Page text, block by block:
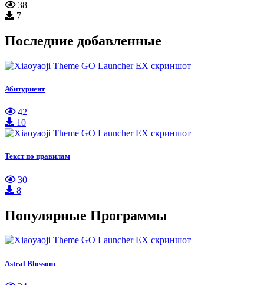
38
7
Последние добавленные
Абитуриент
42
10
Текст по правилам
30
8
Популярные Программы
Astral Blossom